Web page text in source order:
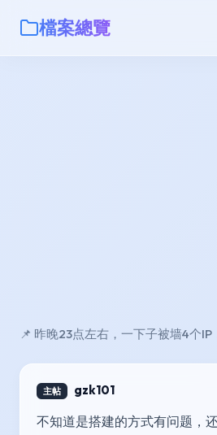
檔案總覽
📌 昨晚23点左右，一下子被墙4个IP
主帖 gzk101
不知道是搭建的方式有问题，